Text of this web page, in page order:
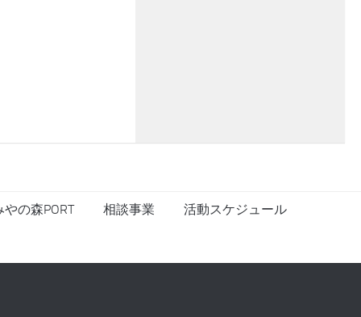
の森PORT 相談事業 活動スケジュール